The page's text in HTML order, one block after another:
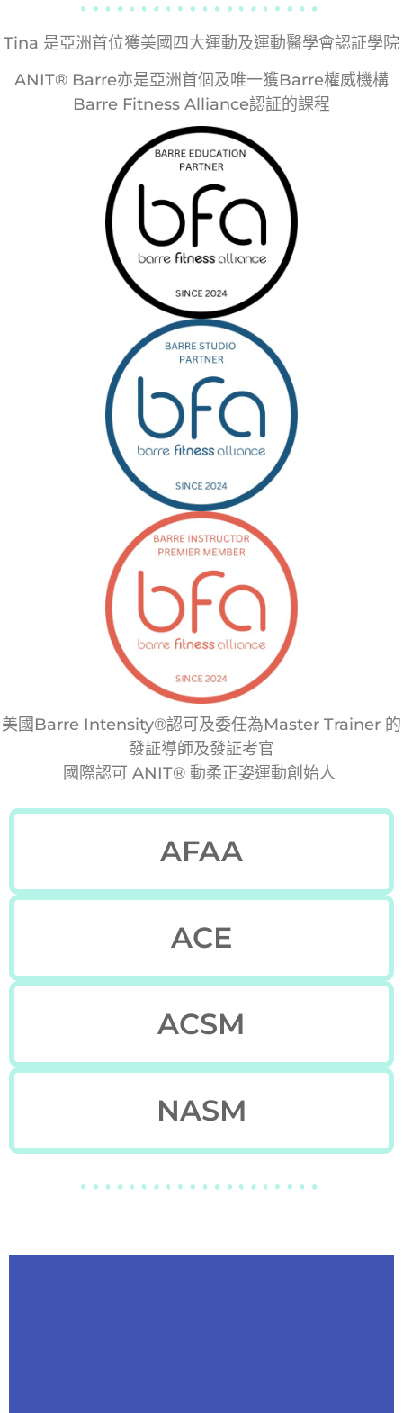
​Tina 是亞洲首位獲美國四大運動及運動醫學會認証學院
ANIT® Barre亦是亞洲首個及唯一獲Barre權威機構
Barre Fitness Alliance認証的課程
美國Barre Intensity®認可及委任為Master Trainer 的
發証導師及發証考官
國際認可 ANIT® 動柔正姿運動創始人
AFAA
ACE
ACSM
NASM